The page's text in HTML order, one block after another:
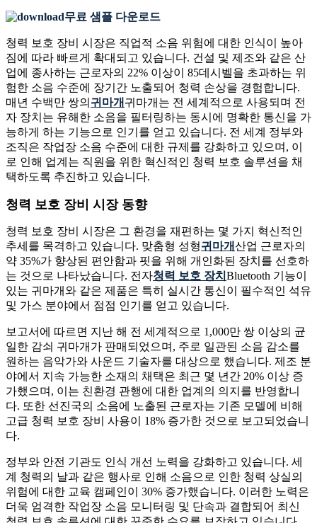
무료 샘플 다운로드
청력 보호 장비 시장은 직업적 소음 위험에 대한 인식이 높아
짐에 따라 빠르게 확대되고 있습니다. 건설 및 제조와 같은 산
업에 종사하는 근로자의 22% 이상이 85데시벨을 초과하는 위
험한 소음 수준에 장기간 노출되어 청력 손상을 경험합니다.
매년 수백만 쌍의 귀마개 귀마개는 전 세계적으로 사용되며 전
자 장치는 유해한 소음을 필터링하는 동시에 명확한 통신을 가
능하게 하는 기능으로 인기를 얻고 있습니다. 전 세계 정부와
조직은 작업장 소음 수준에 대한 규제를 강화하고 있으며, 이
로 인해 업계는 직원을 위한 혁신적인 청력 보호 솔루션을 채
택하도록 추진하고 있습니다.
청력 보호 장비 시장 동향
청력 보호 장비 시장은 그 환경을 재편하는 몇 가지 혁신적인
추세를 목격하고 있습니다. 맞춤형 성형귀마개산업 근로자의
약 35%가 향상된 편안함과 핏을 위해 개인화된 장치를 선호하
는 것으로 나타났습니다. 전자청력 보호 장치 Bluetooth 기능이
있는 귀마개와 같은 제품은 특히 실시간 통신이 필수적인 석유
및 가스 분야에서 점점 인기를 얻고 있습니다.
보고서에 따르면 지난 해 전 세계적으로 1,000만 쌍 이상의 균
일한 감쇠 귀마개가 판매되었으며, 주로 일관된 소음 감소를
원하는 음악가와 사운드 기술자를 대상으로 했습니다. 제조 분
야에서 지속 가능한 소재의 채택은 최근 몇 년간 20% 이상 증
가했으며, 이는 친환경 관행에 대한 업계의 의지를 반영합니
다. 또한 선진국의 소음에 노출된 근로자는 기존 모델에 비해
고급 청력 보호 장비 사용이 18% 증가한 것으로 보고되었습니
다.
정부와 안전 기관도 인식 개선 노력을 강화하고 있습니다. 세
계 청력의 날과 같은 행사로 인해 소음으로 인한 청력 상실의
위험에 대한 교육 캠페인이 30% 증가했습니다. 이러한 노력은
더욱 엄격한 작업장 소음 모니터링 및 단속과 결합되어 최신